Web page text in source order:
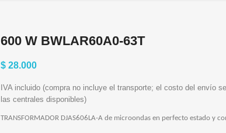
600 W BWLAR60A0-63T
$ 28.000
IVA incluido (compra no incluye el transporte; el costo del envío
las centrales disponibles)
TRANSFORMADOR DJAS606LA-A de microondas en perfecto estado y